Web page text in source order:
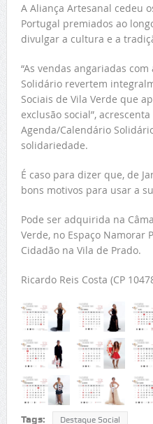
A Aliança Artesanal cedeu
Portugal premiados ao
divulgar a cultura e a
“As vendas angariadas
Solidário revertem
Sociais de Vila Verde que
exclusão social”,
Agenda/Calendário
solidariedade.
É caso para dizer que, de
bons motivos para usar a
Pode ser adquirida na
Verde, no Espaço Namorar
Cidadão na Vila de Prado.
Ricardo Reis Costa (CP
Tags: Destaque Social